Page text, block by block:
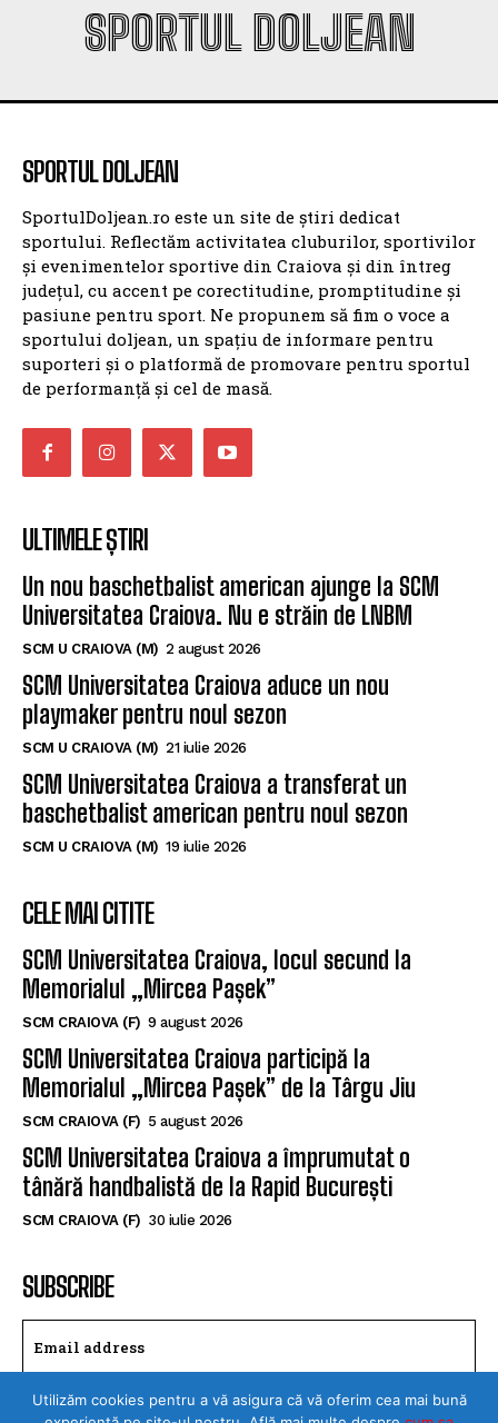
SPORTUL DOLJEAN
sportului. Reflectăm activitatea cluburilor, sportivilor
județul, cu accent pe corectitudine, promptitudine și
pasiune pentru sport. Ne propunem să fim o voce a
sportului doljean, un spațiu de informare pentru
suporteri și o platformă de promovare pentru sportul
de performanță și cel de masă.
ULTIMELE ȘTIRI
Universitatea Craiova. Nu e străin de LNBM
SCM U CRAIOVA (M) 2 august 2026
SCM Universitatea Craiova aduce un nou
playmaker pentru noul sezon
SCM U CRAIOVA (M) 21 iulie 2026
SCM Universitatea Craiova a transferat un
baschetbalist american pentru noul sezon
SCM U CRAIOVA (M) 19 iulie 2026
CELE MAI CITITE
Memorialul „Mircea Pașek”
SCM CRAIOVA (F) 9 august 2026
SCM Universitatea Craiova participă la
Memorialul „Mircea Pașek” de la Târgu Jiu
SCM CRAIOVA (F) 5 august 2026
SCM Universitatea Craiova a împrumutat o
tânără handbalistă de la Rapid București
SCM CRAIOVA (F) 30 iulie 2026
SUBSCRIBE
I've read and accept thePrivacy Policy.
Utilizăm cookies pentru a vă asigura că vă oferim cea mai bună